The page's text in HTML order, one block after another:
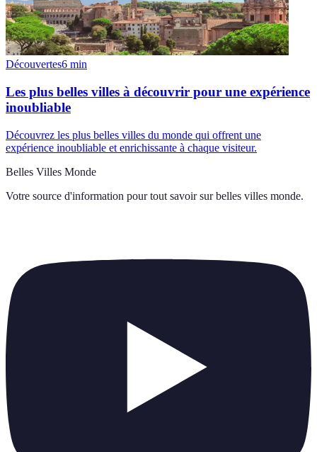
Découvertes6 min
Les plus belles villes à découvrir pour une expérience
inoubliable
Découvrez les plus belles villes du monde qui offrent une
expérience inoubliable et enrichissante à chaque visiteur.
Belles Villes Monde
Votre source d'information pour tout savoir sur belles villes monde.